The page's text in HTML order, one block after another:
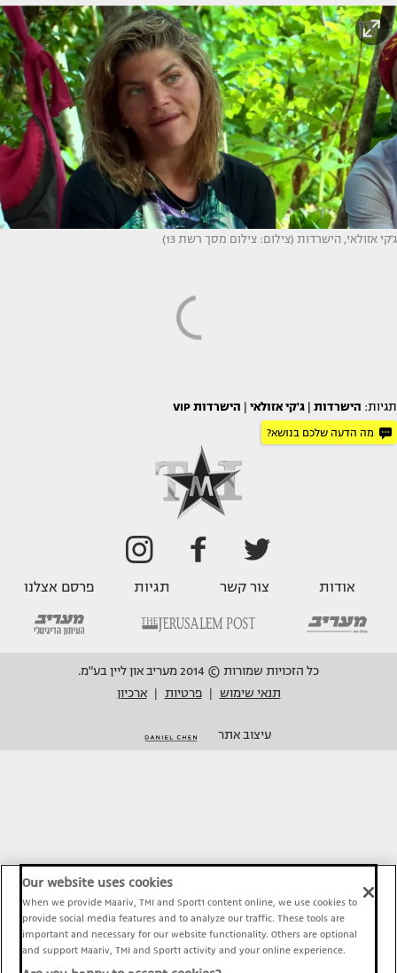
ג'קי אזולאי, הישרדות (צילום: צילום מסך רשת 13)
תגיות: הישרדות ג'קי אזולאי הישרדות VIP
מה הדעה שלכם בנושא?
אודות צור קשר תגיות פרסם אצלנו
כל הזכויות שמורות © 2014 מעריב און ליין בע"מ.
תנאי שימוש
פרטיות ארכיון
עיצוב אתר
Our website uses cookies
When we provide Maariv, TMI and Sport1 content online, we use cookies to
provide social media features and to analyze our traffic. These tools are
important and necessary for our website functionality. Others are optional
and support Maariv, TMI and Sport1 activity and your online experience.